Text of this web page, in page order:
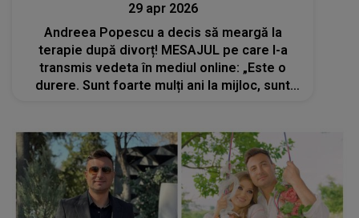
29 apr 2026
Andreea Popescu a decis să meargă la
terapie după divorț! MESAJUL pe care l-a
transmis vedeta în mediul online: „Este o
durere. Sunt foarte mulți ani la mijloc, sunt